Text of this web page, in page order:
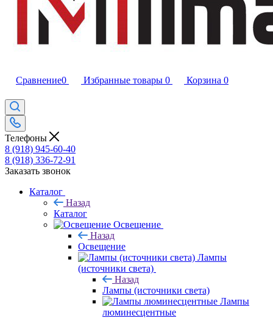
Сравнение0 Избранные товары 0 Корзина 0
Телефоны
8 (918) 945-60-40
8 (918) 336-72-91
Заказать звонок
Каталог
Назад
Каталог
Освещение
Назад
Освещение
Лампы
(источники света)
Назад
Лампы (источники света)
Лампы
люминесцентные